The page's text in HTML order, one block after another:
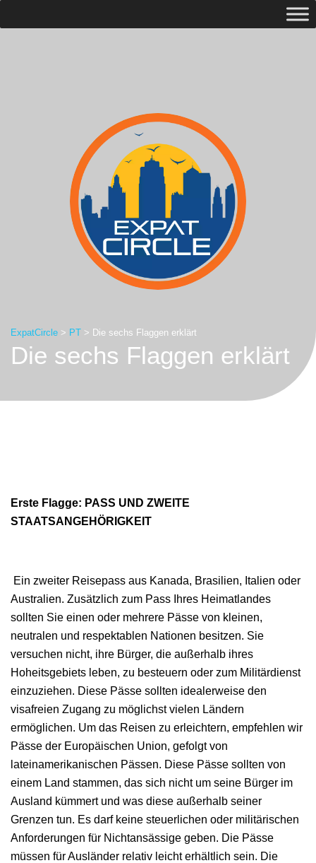
ExpatCircle > PT > Die sechs Flaggen erklärt
Die sechs Flaggen erklärt
Erste Flagge: PASS UND ZWEITE
STAATSANGEHÖRIGKEIT
Ein zweiter Reisepass aus Kanada, Brasilien, Italien oder
Australien. Zusätzlich zum Pass Ihres Heimatlandes
sollten Sie einen oder mehrere Pässe von kleinen,
neutralen und respektablen Nationen besitzen. Sie
versuchen nicht, ihre Bürger, die außerhalb ihres
Hoheitsgebiets leben, zu besteuern oder zum Militärdienst
einzuziehen. Diese Pässe sollten idealerweise den
visafreien Zugang zu möglichst vielen Ländern
ermöglichen. Um das Reisen zu erleichtern, empfehlen wir
Pässe der Europäischen Union, gefolgt von
lateinamerikanischen Pässen. Diese Pässe sollten von
einem Land stammen, das sich nicht um seine Bürger im
Ausland kümmert und was diese außerhalb seiner
Grenzen tun. Es darf keine steuerlichen oder militärischen
Anforderungen für Nichtansässige geben. Die Pässe
müssen für Ausländer relativ leicht erhältlich sein. Die